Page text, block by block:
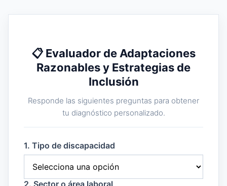
📋 Evaluador de Adaptaciones
Razonables y Estrategias de
Inclusión
Responde las siguientes preguntas para obtener
tu diagnóstico personalizado.
1. Tipo de discapacidad